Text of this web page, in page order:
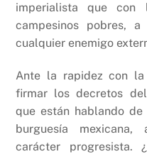
imperialista que con
campesinos pobres,
cualquier enemigo
Ante la rapidez con
firmar los decretos
que están hablando
burguesía mexicana,
carácter progresista.